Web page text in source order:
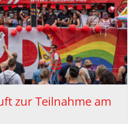
zur Teil­nah­me am